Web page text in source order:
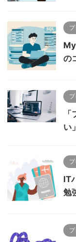
の
い
IT
勉